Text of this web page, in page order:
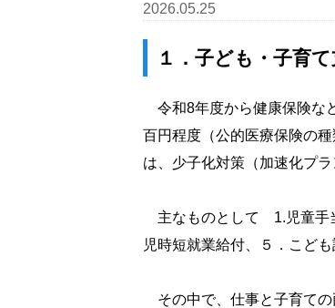
2026.05.25
１．子ども・子育
令和8年度から健康保険な
百円程度（公的医療保険の
は、少子化対策（加速化プ
主なものとして 1.児童手
児時短就業給付、５．こど
その中で、仕事と子育ての